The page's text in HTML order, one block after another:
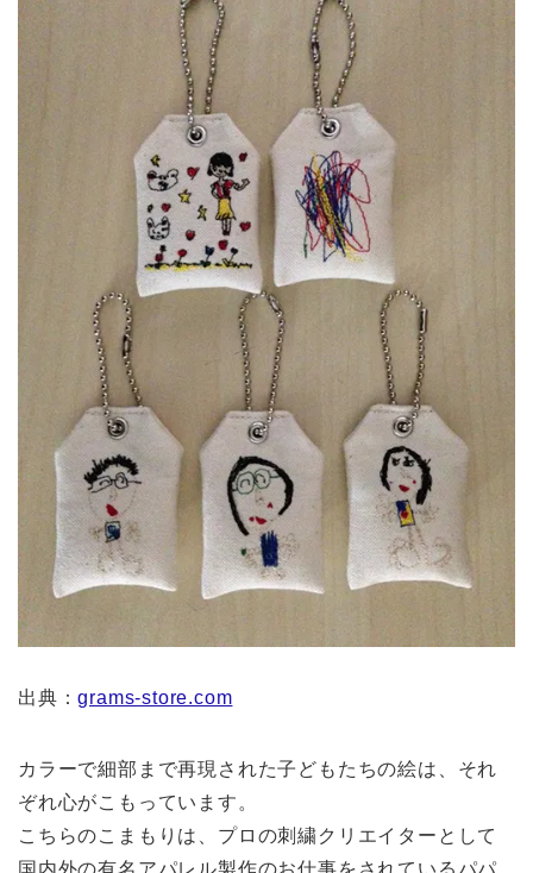
出典：grams-store.com
カラーで細部まで再現された子どもたちの絵は、それ
ぞれ心がこもっています。
こちらのこまもりは、プロの刺繍クリエイターとして